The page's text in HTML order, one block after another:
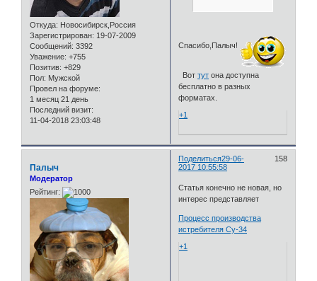
Откуда: Новосибирск,Россия
Зарегистрирован: 19-07-2009
Сообщений: 3392
Уважение: +755
Позитив: +829
Пол: Мужской
Провел на форуме:
1 месяц 21 день
Последний визит:
11-04-2018 23:03:48
Спасибо,Палыч!
Воттут она доступна
бесплатно в разных
форматах.
+1
Поделиться 158
29-06-
2017 10:55:58
Палыч
Модератор
Рейтинг:
Статья конечно не новая, но
интерес представляет
Процесс производства
истребителя Су-34
+1